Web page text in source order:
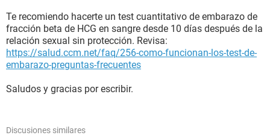
Te recomiendo hacerte un test cuantitativo de embarazo de
fracción beta de HCG en sangre desde 10 días después de la
relación sexual sin protección. Revisa:
https://salud.ccm.net/faq/256-como-funcionan-los-test-de-
embarazo-preguntas-frecuentes
Saludos y gracias por escribir.
Discusiones similares